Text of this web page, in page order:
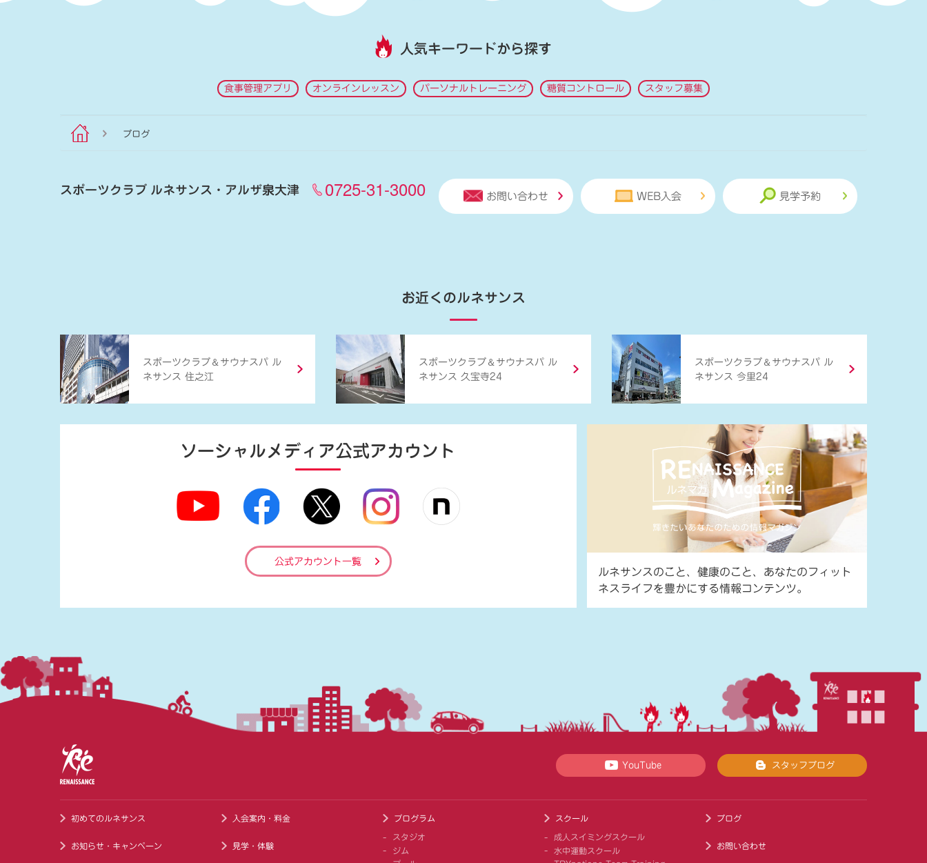
人気キーワードから探す
食事管理アプリ オンラインレッスン パーソナルトレーニング 糖質コントロール スタッフ募集
ブログ
スポーツクラブ ルネサンス・アルザ泉大津 0725-31-3000 お問い合わせ WEB入会 見学予約
お近くのルネサンス
スポーツクラブ ＆ サウナスパ ル
ネサンス 住之江
スポーツクラブ ＆ サウナスパ ル
ネサンス 久宝寺24
スポーツクラブ ＆ サウナスパ ル
ネサンス 今里24
ソーシャルメディア公式アカウント
公式アカウント一覧
ルネサンスのこと、健康のこと、あなたのフィット
ネスライフを豊かにする情報コンテンツ。
YouTube スタッフブログ
初めてのルネサンス
お知らせ・キャンペーン
入会案内・料金
見学・体験
プログラム
スタジオ
ジム
スクール
成人スイミングスクール
水中運動スクール
ブログ
お問い合わせ